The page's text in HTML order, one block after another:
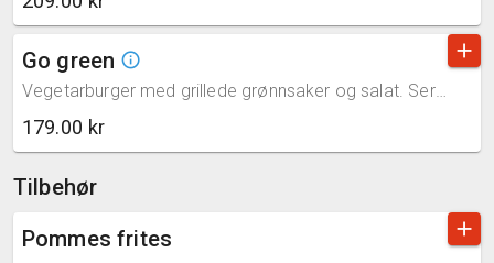
Go green info_outline
Vegetarburger med grillede grønnsaker og salat. Serveres med BBQ-saus (gluten)
179.00 kr
add
Tilbehør
Pommes frites
add